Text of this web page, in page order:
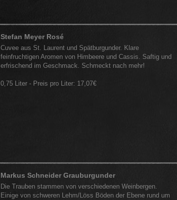
Stefan Meyer Rosé
Cuvee aus St. Laurent und Spätburgunder. Klare
feinfruchtigen Aromen von Himbeere und Cassis. Saftig und
erfrischend im Geschmack. Schmeckt nach mehr!
0,75 Liter - Preis pro Liter: 17,07€
Markus Schneider Grauburgunder
Die Trauben stammen von verschiedenen Weinbergen.
Einige von schweren Lehm/Löss Böden der Ebene rund um